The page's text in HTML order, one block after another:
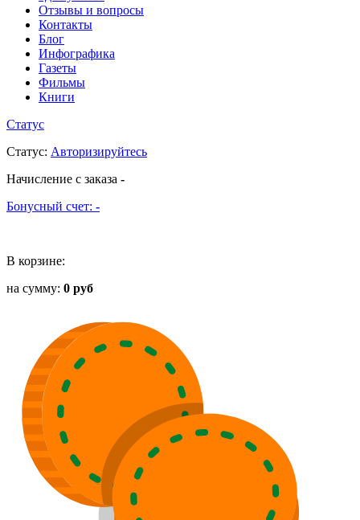
Отзывы и вопросы
Контакты
Блог
Инфографика
Газеты
Фильмы
Книги
Статус
Статус: Авторизируйтесь
Начисление с заказа -
Бонусный счет: -
В корзине:
на сумму: 0 руб